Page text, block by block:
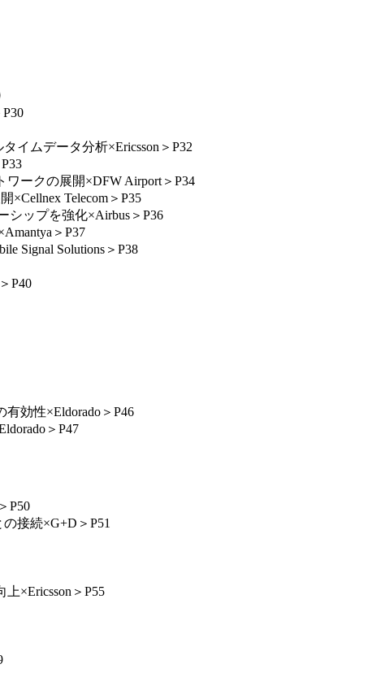
イムデータ分析×Ericsson＞P32
ークの展開×DFW Airport＞P34
Telecom＞P35
シップを強化×Airbus＞P36
＞P37
Signal Solutions＞P38
P40
効性×Eldorado＞P46
＞P47
P50
接続×G+D＞P51
×Ericsson＞P55